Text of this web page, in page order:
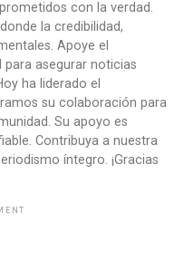
con la verdad.
la credibilidad,
Apoye el
para asegurar noticias
ha liderado el
su colaboración para
Su apoyo es
Contribuya a nuestra
íntegro. ¡Gracias